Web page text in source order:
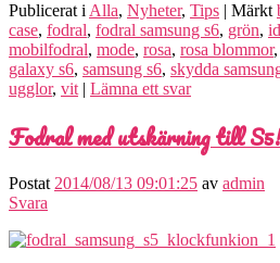
Publicerat i Alla, Nyheter, Tips | Märkt
case, fodral, fodral samsung s6, grön,
mobilfodral, mode, rosa, rosa blommor,
galaxy s6, samsung s6, skydda
ugglor, vit | Lämna ett svar
Fodral med utskärning till
Postat2014/08/13 09:01:25 av admin
Svara